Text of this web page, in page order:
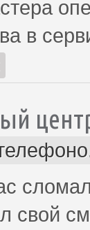
в
свой